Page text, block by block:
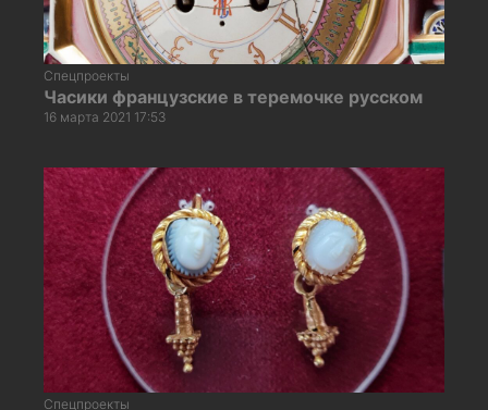
Спецпроекты
Часики французские в теремочке русском
16 марта 2021 17:53
Спецпроекты